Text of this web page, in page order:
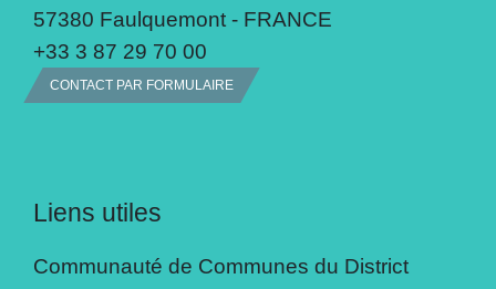
57380 Faulquemont - FRANCE
+33 3 87 29 70 00
CONTACT PAR FORMULAIRE
Liens utiles
Communauté de Communes du District